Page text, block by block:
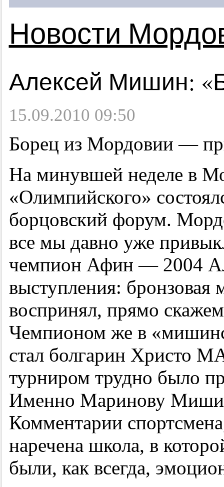
Новости
Алексей Мишин:
15.09.2010 09:50
Борец из Мордовии —
На минувшей неделе в
«Олимпийского»
борцовский форум.
все мы давно уже
чемпион Афин — 2004
выступления: бронзовая
воспринял, прямо
Чемпионом же в
стал болгарин Христо
турниром трудно было
Именно Маринову Мишин
Комментарии
наречена школа, в
были, как всегда,